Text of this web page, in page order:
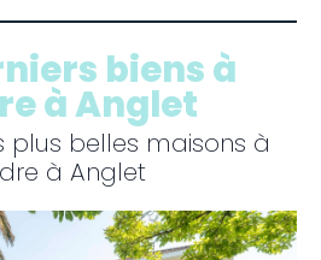
biens à
à Anglet
plus belles maisons à
à Anglet